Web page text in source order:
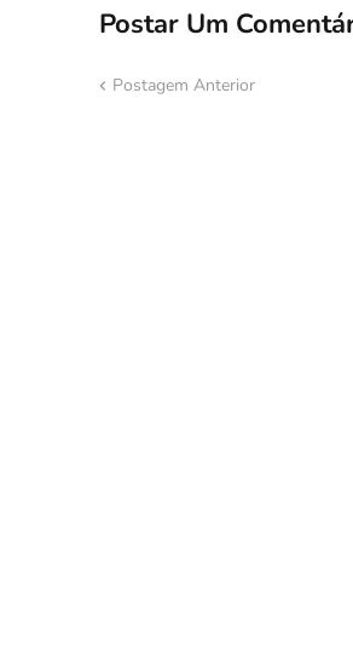
Postar Um
Postagem Anterior